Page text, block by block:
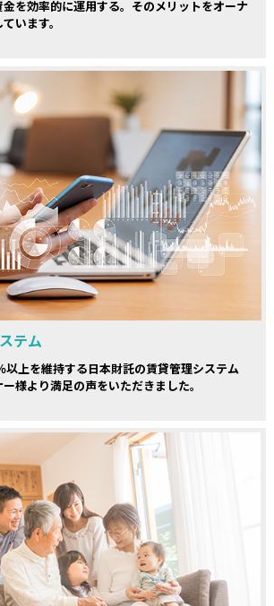
を効率的に運用する。そのメリットをオーナ
います。
テム
上を維持する日本財託の賃貸管理システム
様より満足の声をいただきました。